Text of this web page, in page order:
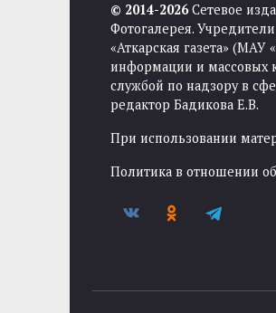
© 2014-2026Сетевое
Фотогалерея.
«Аткарская газета» (МАУ
информации и массовых
службой по надзору в
редактор Бадикова Е.В.
При использовании
Политика в отношении